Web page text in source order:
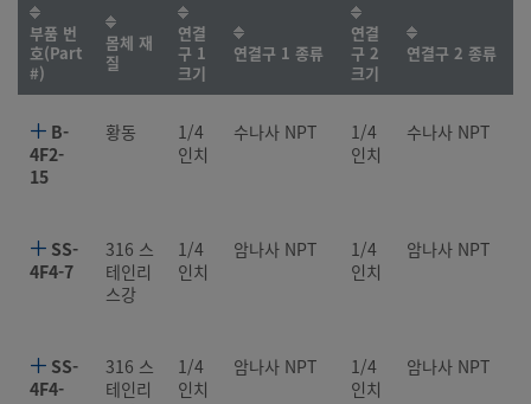
부품 번
호(Part
#)
몸체 재
질
연결
구 1
크기
연결구 1 종류
연결
구 2
크기
연결구 2 종류
B-
4F2-
15
황동
1/4
인치
수나사 NPT
1/4
인치
수나사 NPT
SS-
4F4-7
316 스
테인리
스강
1/4
인치
암나사 NPT
1/4
인치
암나사 NPT
SS-
4F4-
316 스
테인리
1/4
인치
암나사 NPT
1/4
인치
암나사 NPT